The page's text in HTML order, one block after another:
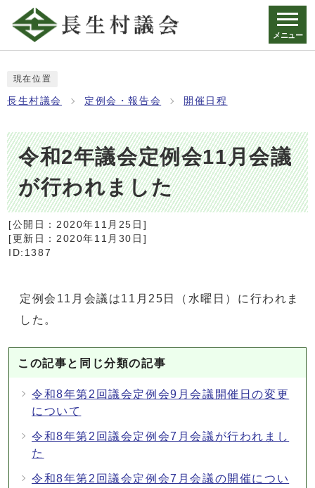
メニュー
現在位置
長生村議会 定例会・報告会 開催日程
令和2年議会定例会11月会議
が行われました
[公開日： 2020年11月25日 ]
[更新日： 2020年11月30日 ]
ID:1387
定例会11月会議は11月25日（水曜日）に行われま
した。
この記事と同じ分類の記事
令和8年第2回議会定例会9月会議開催日の変更
について
令和8年第2回議会定例会7月会議が行われまし
た
令和8年第2回議会定例会7月会議の開催につい